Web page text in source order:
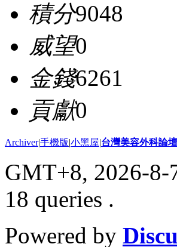
積分9048
威望0
金錢6261
貢獻0
Archiver|手機版|小黑屋|台灣美容外科論壇
GMT+8, 2026-8-
18 queries .
Powered by